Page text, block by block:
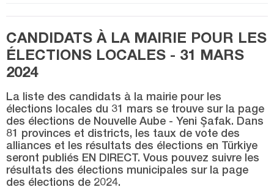
ŞİRAN
SÖĞÜTLÜ
TORUL
YEŞİLBÜK
Hakkari
Hatay
Iğdır
Isparta
CANDIDATS À LA MAIRIE POUR LES
ÉLECTIONS LOCALES - 31 MARS
2024
La liste des candidats à la mairie pour les
élections locales du 31 mars se trouve sur la page
des élections de Nouvelle Aube - Yeni Şafak. Dans
81 provinces et districts, les taux de vote des
alliances et les résultats des élections en Türkiye
seront publiés EN DIRECT. Vous pouvez suivre les
résultats des élections municipales sur la page
des élections de 2024.